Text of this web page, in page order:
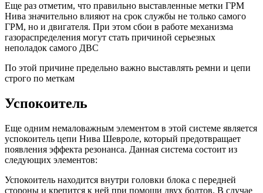
Еще раз отметим, что правильно выставленные метки ГРМ
Нива значительно влияют на срок службы не только самого
ГРМ, но и двигателя. При этом сбои в работе механизма
газораспределения могут стать причиной серьезных
неполадок самого ДВС
По этой причине предельно важно выставлять ремни и цепи
строго по меткам
Успокоитель
Еще одним немаловажным элементом в этой системе является
успокоитель цепи Нива Шевроле, который предотвращает
появления эффекта резонанса. Данная система состоит из
следующих элементов:
Успокоитель находится внутри головки блока с передней
стороны и крепится к ней при помощи двух болтов. В случае